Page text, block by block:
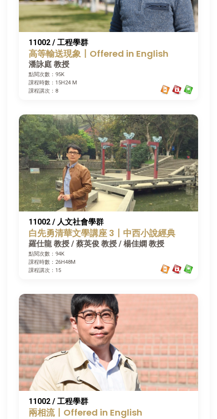
11002 / 工程學群
高等輸送現象〡Offered in English
潘詠庭 教授
點閱次數：95K
課程時數：15H24 M
課程講次：8
11002 / 人文社會學群
白先勇清華文學講座 3〡中西小說經典
羅仕龍 教授 / 蔡英俊 教授 / 楊佳嫻 教授
點閱次數：94K
課程時數：26H48M
課程講次：15
11002 / 工程學群
兩相流〡Offered in English